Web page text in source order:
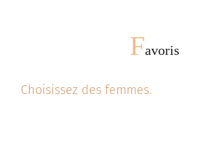
Favoris
Choisissez des femmes.